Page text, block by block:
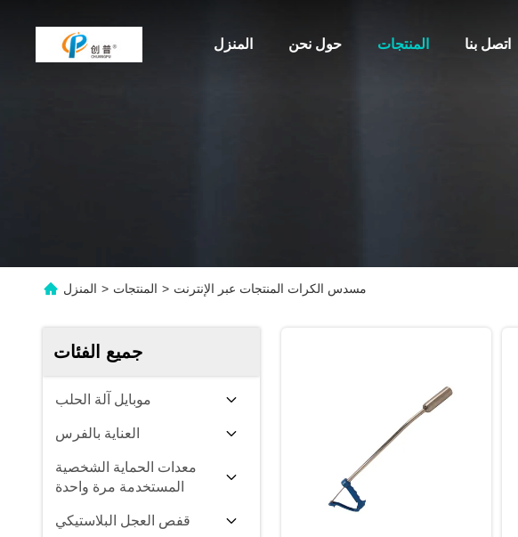
المنزل حول نحن المنتجات اتصل بنا
المنزل > المنتجات > مسدس الكرات المنتجات عبر الإنترنت
جميع الفئات
موبايل آلة الحلب
العناية بالفرس
معدات الحماية الشخصية
المستخدمة مرة واحدة
قفص العجل البلاستيكي